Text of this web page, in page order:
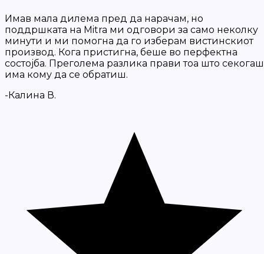
Имав мала дилема пред да нарачам, но
поддршката на Mitra ми одговори за само неколку
минути и ми помогна да го изберам вистинскиот
производ. Кога пристигна, беше во перфектна
состојба. Преголема разлика прави тоа што секогаш
има кому да се обратиш.
-Калина В.